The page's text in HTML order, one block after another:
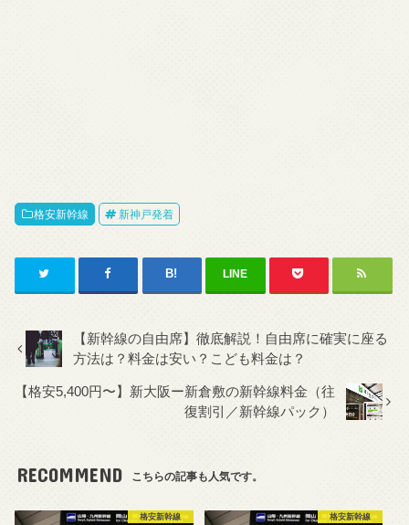
格安新幹線 新神戸発着
LINE
【新幹線の自由席】徹底解説！自由席に確実に座る
方法は？料金は安い？こども料金は？
【格安5,400円〜】新大阪ー新倉敷の新幹線料金（往
復割引／新幹線パック）
RECOMMEND こちらの記事も人気です。
格安新幹線 格安新幹線